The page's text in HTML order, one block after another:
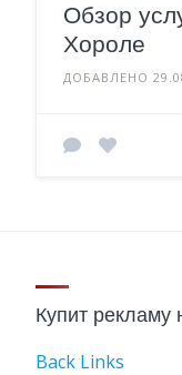
Обзор
Хороле
ДОБАВЛЕНО
Купит рекламу
Back Links